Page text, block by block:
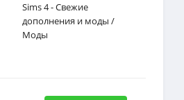
Sims 4 - Свежие
дополнения и моды /
Моды